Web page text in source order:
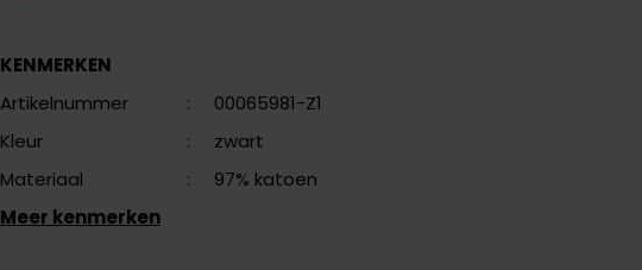
KENMERKEN
Artikelnummer
:
00065981-Z1
Kleur
:
zwart
Materiaal
:
97% katoen
Meer kenmerken